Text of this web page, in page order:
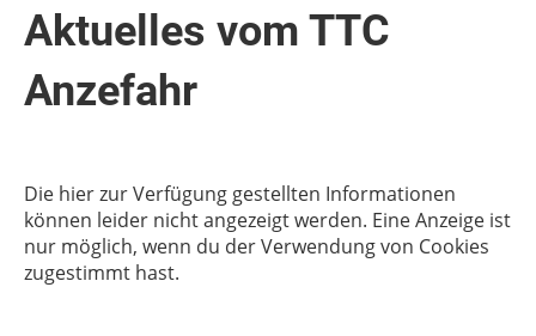
Aktuelles vom TTC
Anzefahr
Die hier zur Verfügung gestellten Informationen
können leider nicht angezeigt werden. Eine Anzeige ist
nur möglich, wenn du der Verwendung von Cookies
zugestimmt hast.